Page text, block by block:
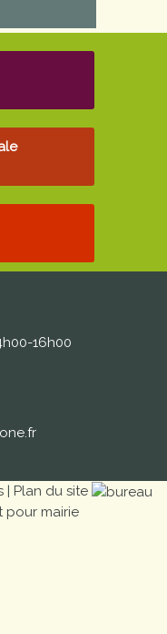
16h00
| Plan du site
pour mairie